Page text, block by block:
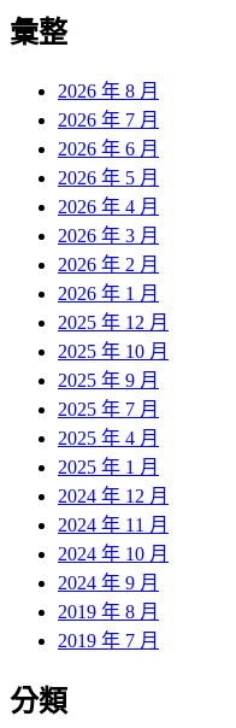
彙整
2026 年 8 月
2026 年 7 月
2026 年 6 月
2026 年 5 月
2026 年 4 月
2026 年 3 月
2026 年 2 月
2026 年 1 月
2025 年 12 月
2025 年 10 月
2025 年 9 月
2025 年 7 月
2025 年 4 月
2025 年 1 月
2024 年 12 月
2024 年 11 月
2024 年 10 月
2024 年 9 月
2019 年 8 月
2019 年 7 月
分類